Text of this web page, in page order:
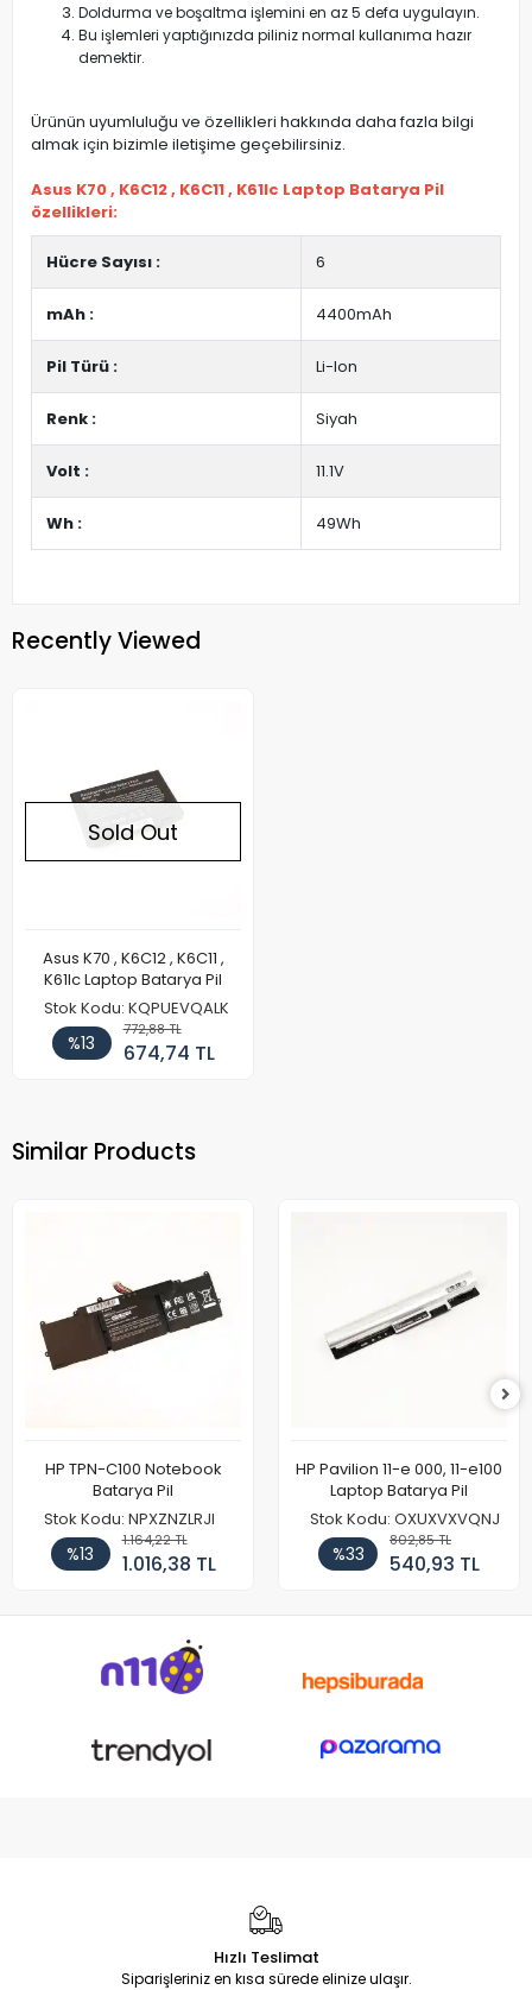
Doldurma ve boşaltma işlemini en az 5 defa uygulayın.
Bu işlemleri yaptığınızda piliniz normal kullanıma hazır
demektir.
Ürünün uyumluluğu ve özellikleri hakkında daha fazla bilgi
almak için bizimle iletişime geçebilirsiniz.
Asus K70 , K6C12 , K6C11 , K61Ic Laptop Batarya Pil
özellikleri:
Hücre Sayısı : 6
mAh : 4400mAh
Pil Türü : Li-Ion
Renk : Siyah
Volt : 11.1V
Wh : 49Wh
Recently Viewed
Sold Out
Asus K70 , K6C12 , K6C11 ,
K61Ic Laptop Batarya Pil
Stok Kodu: KQPUEVQALK
%13
772,88 TL
674,74 TL
Similar Products
HP TPN-C100 Notebook
Batarya Pil
Stok Kodu: NPXZNZLRJI
%13
1.164,22 TL
1.016,38 TL
HP Pavilion 11-e 000, 11-e100
Laptop Batarya Pil
Stok Kodu: OXUXVXVQNJ
%33
802,85 TL
540,93 TL
Hızlı Teslimat
Siparişleriniz en kısa sürede elinize ulaşır.